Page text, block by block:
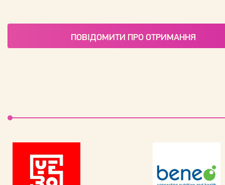
ПОВІДОМИТИ ПРО ОТРИМАННЯ